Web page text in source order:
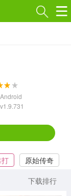
冒险解谜
568款应用
原始传奇
下载排行